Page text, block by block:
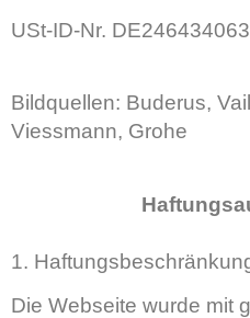
USt-ID-Nr. DE246434063
Bildquellen: Buderus,
Viessmann, Grohe
1.
Die Webseite wurde mit